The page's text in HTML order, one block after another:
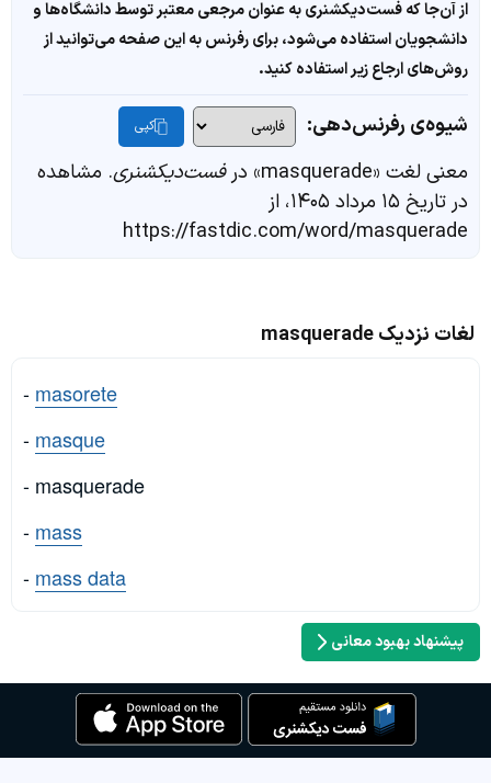
از آن‌جا که فست‌دیکشنری به عنوان مرجعی معتبر توسط دانشگاه‌ها و
دانشجویان استفاده می‌شود، برای رفرنس به این صفحه می‌توانید از
روش‌های ارجاع زیر استفاده کنید.
شیوه‌ی رفرنس‌دهی: کپی
معنی لغت «masquerade» در فست‌دیکشنری. مشاهده
در تاریخ ۱۵ مرداد ۱۴۰۵، از
https://fastdic.com/word/masquerade
لغات نزدیک masquerade
- masorete
- masque
- masquerade
- mass
- mass data
پیشنهاد بهبود معانی